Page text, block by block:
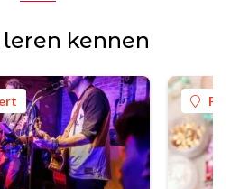
kennen